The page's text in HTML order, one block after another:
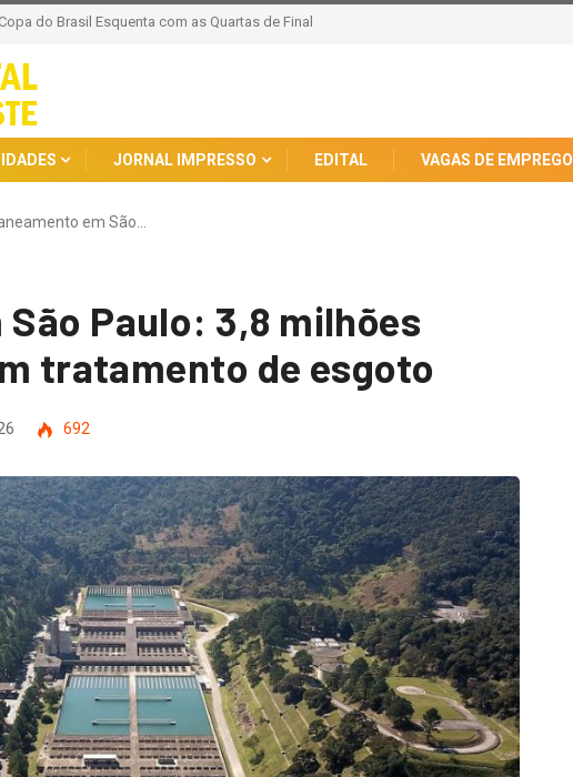
com Novo Conselho contra Desinformação e IA Maliciosa
JORNAL IMPRESSO EDITAL VAGAS DE EMPREGO
em São…
Paulo: 3,8 milhões
tratamento de esgoto
692